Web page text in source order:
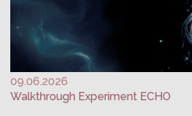
09.06.2026
Walkthrough Experiment ECHO